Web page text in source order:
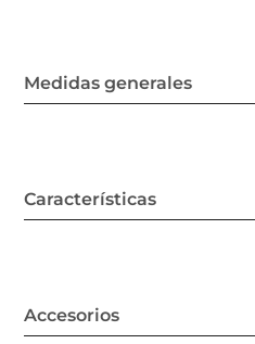
Medidas generales
Características
Accesorios